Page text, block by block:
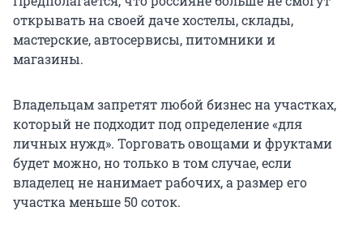
открывать на своей даче хостелы, склады,
мастерские, автосервисы, питомники и
магазины.
Владельцам запретят любой бизнес на участках,
который не подходит под определение «для
личных нужд». Торговать овощами и фруктами
будет можно, но только в том случае, если
владелец не нанимает рабочих, а размер его
участка меньше 50 соток.